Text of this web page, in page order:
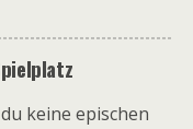
keine epischen